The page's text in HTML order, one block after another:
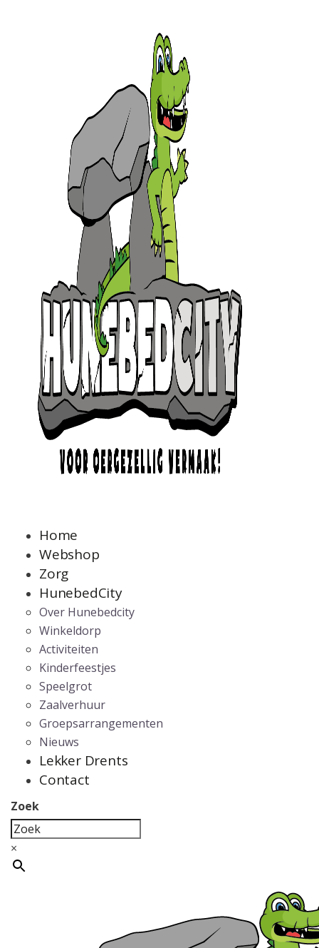
Home
Webshop
Zorg
HunebedCity
Over Hunebedcity
Winkeldorp
Activiteiten
Kinderfeestjes
Speelgrot
Zaalverhuur
Groepsarrangementen
Nieuws
Lekker Drents
Contact
Zoek
×